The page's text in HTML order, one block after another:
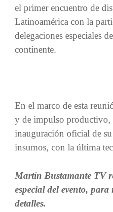
el primer encuentro de
Latinoamérica con la
delegaciones especiales
continente.
En el marco de esta
y de impulso productivo,
inauguración oficial de
insumos, con la última
Martín Bustamante TV
especial del evento,
detalles.